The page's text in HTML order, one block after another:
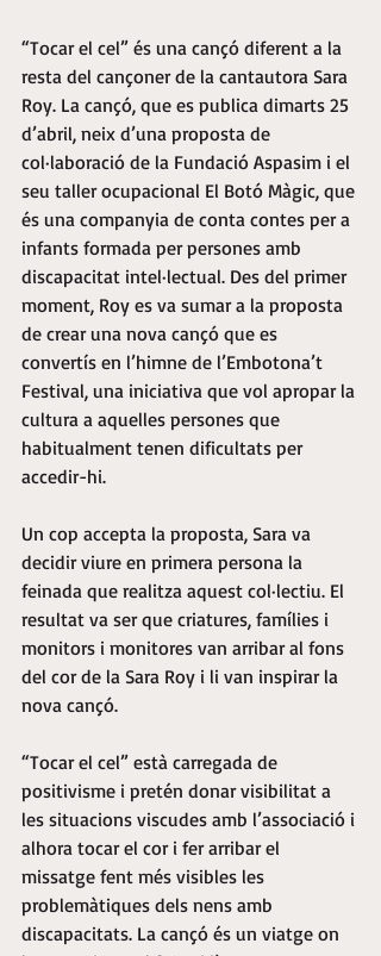
“Tocar el cel” és una cançó diferent a la
resta del cançoner de la cantautora Sara
Roy. La cançó, que es publica dimarts 25
d’abril, neix d’una proposta de
col·laboració de la Fundació Aspasim i el
seu taller ocupacional El Botó Màgic, que
és una companyia de conta contes per a
infants formada per persones amb
discapacitat intel·lectual. Des del primer
moment, Roy es va sumar a la proposta
de crear una nova cançó que es
convertís en l’himne de l’Embotona’t
Festival, una iniciativa que vol apropar la
cultura a aquelles persones que
habitualment tenen dificultats per
accedir-hi.
Un cop accepta la proposta, Sara va
decidir viure en primera persona la
feinada que realitza aquest col·lectiu. El
resultat va ser que criatures, famílies i
monitors i monitores van arribar al fons
del cor de la Sara Roy i li van inspirar la
nova cançó.
“Tocar el cel” està carregada de
positivisme i pretén donar visibilitat a
les situacions viscudes amb l’associació i
alhora tocar el cor i fer arribar el
missatge fent més visibles les
problemàtiques dels nens amb
discapacitats. La cançó és un viatge on